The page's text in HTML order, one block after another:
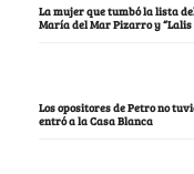
La mujer que tumbó la lista
María del Mar Pizarro y “Lalis
Los opositores de Petro no
entró a la Casa Blanca